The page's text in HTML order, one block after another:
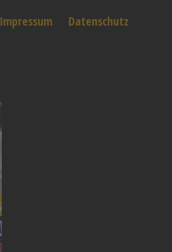
Impressum Datenschutz